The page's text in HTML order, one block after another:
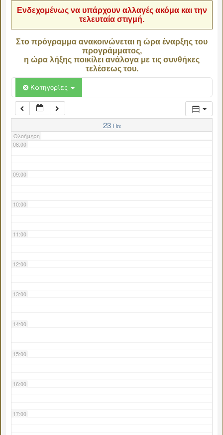
Ενδεχομένως να υπάρχουν αλλαγές ακόμα και την
τελευταία στιγμή.
Στο πρόγραμμα ανακοινώνεται η ώρα έναρξης του
προγράμματος,
η ώρα λήξης ποικίλει ανάλογα με τις συνθήκες
τελέσεως του.
Κατηγορίες
23 Πα
Ολοήμερη
06:00
07:00
08:00
09:00
10:00
11:00
12:00
13:00
14:00
15:00
16:00
17:00